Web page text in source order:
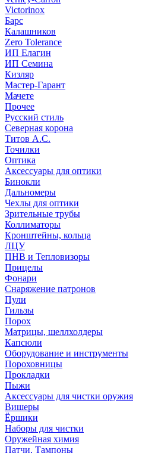
Victorinox
Барс
Калашников
Zero Tolerance
ИП Елагин
ИП Семина
Кизляр
Мастер-Гарант
Мачете
Прочее
Русский стиль
Северная корона
Титов А.С.
Точилки
Оптика
Аксессуары для оптики
Бинокли
Дальномеры
Чехлы для оптики
Зрительные трубы
Коллиматоры
Кронштейны, кольца
ЛЦУ
ПНВ и Тепловизоры
Прицелы
Фонари
Снаряжение патронов
Пули
Гильзы
Порох
Матрицы, шеллхолдеры
Капсюли
Оборудование и инструменты
Пороховницы
Прокладки
Пыжи
Аксессуары для чистки оружия
Вишеры
Ёршики
Наборы для чистки
Оружейная химия
Патчи, Тампоны